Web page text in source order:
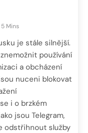
5 Mins
je stále silnější.
používání
a obcházení
nuceni blokovat
i o brzkém
jsou Telegram,
odstřihnout služby